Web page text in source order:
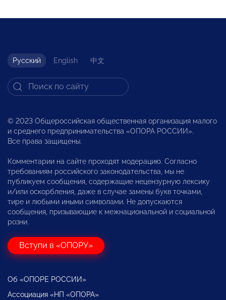
Русский English 中文
© 2023 Общероссийская общественная организация малого
и среднего предпринимательства «ОПОРА РОССИИ».
Все права защищены.
Комментарии на сайте проходят модерацию. Согласно
требованиям российского законодательства, мы не
публикуем сообщения, содержащие нецензурную лексику
и/или оскорбления, даже в случае замены букв точками,
тире и любыми иными символами. Не допускаются
сообщения, призывающие к межнациональной и социальной
розни.
Вступи в «ОПОРУ»
Об «ОПОРЕ РОССИИ»
Ассоциация «НП «ОПОРА»